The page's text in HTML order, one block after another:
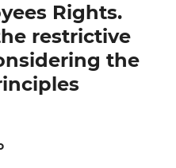
Rights.
restrictive
the